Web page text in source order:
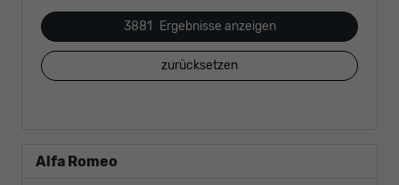
3881 Ergebnisse anzeigen
zurücksetzen
Alfa Romeo